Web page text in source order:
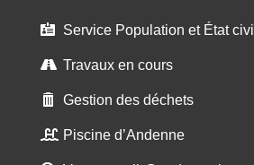
 Service Population et État civil
 Travaux en cours
 Gestion des déchets
 Piscine d’Andenne